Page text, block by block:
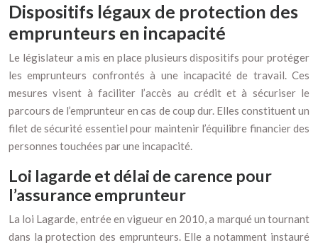
Dispositifs légaux de protection des
emprunteurs en incapacité
Le législateur a mis en place plusieurs dispositifs pour protéger
les emprunteurs confrontés à une incapacité de travail. Ces
mesures visent à faciliter l’accès au crédit et à sécuriser le
parcours de l’emprunteur en cas de coup dur. Elles constituent un
filet de sécurité essentiel pour maintenir l’équilibre financier des
personnes touchées par une incapacité.
Loi lagarde et délai de carence pour
l’assurance emprunteur
La loi Lagarde, entrée en vigueur en 2010, a marqué un tournant
dans la protection des emprunteurs. Elle a notamment instauré